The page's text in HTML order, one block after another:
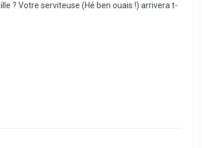
? Votre serviteuse (Hé ben ouais !) arrivera t-